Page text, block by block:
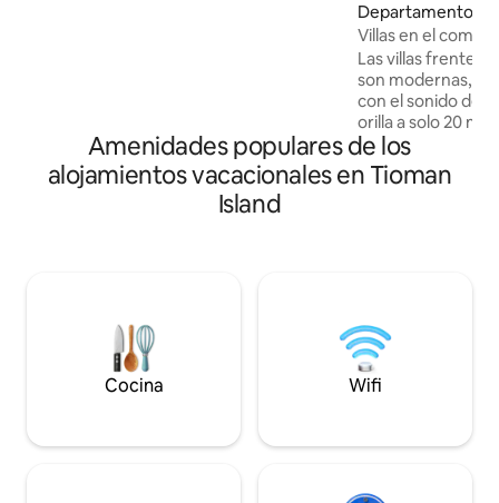
mar sean completas.
Departamento en
d
Villas en el
Asah
Las villas frente al
son modernas,
con el sonido de
orilla a solo 20
balcón/patio de tu villa. Como
Cahaya Asah
completo a la
nuestras nuevas
Amenidades populares de los
alojamientos vacacionales en Tioman
Island
Cocina Wifi